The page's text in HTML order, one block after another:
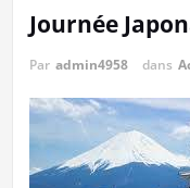
Journée
Par admin4958 dans